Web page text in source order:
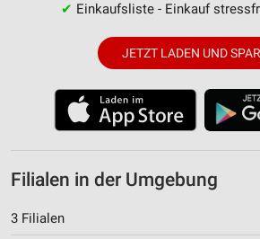
✔ Einkaufsliste - Einkauf
JETZT LADEN UND
Filialen in der Umgebung
3 Filialen